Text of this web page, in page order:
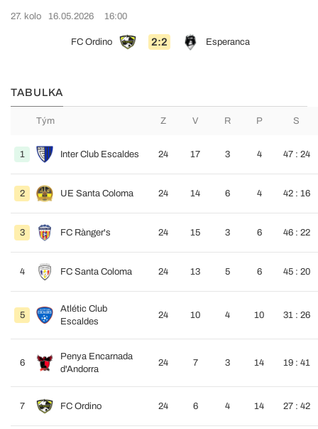
27. kolo 16.05.2026 16:00
FC Ordino 2:2 Esperanca
TABULKA
Tým Z V R P S
1 Inter Club Escaldes 24 17 3 4 47 : 24
2 UE Santa Coloma 24 14 6 4 42 : 16
3 FC Rànger's 24 15 3 6 46 : 22
4 FC Santa Coloma 24 13 5 6 45 : 20
5
Atlétic Club
Escaldes
24 10 4 10 31 : 26
6
Penya Encarnada
d'Andorra
24 7 3 14 19 : 41
7 FC Ordino 24 6 4 14 27 : 42